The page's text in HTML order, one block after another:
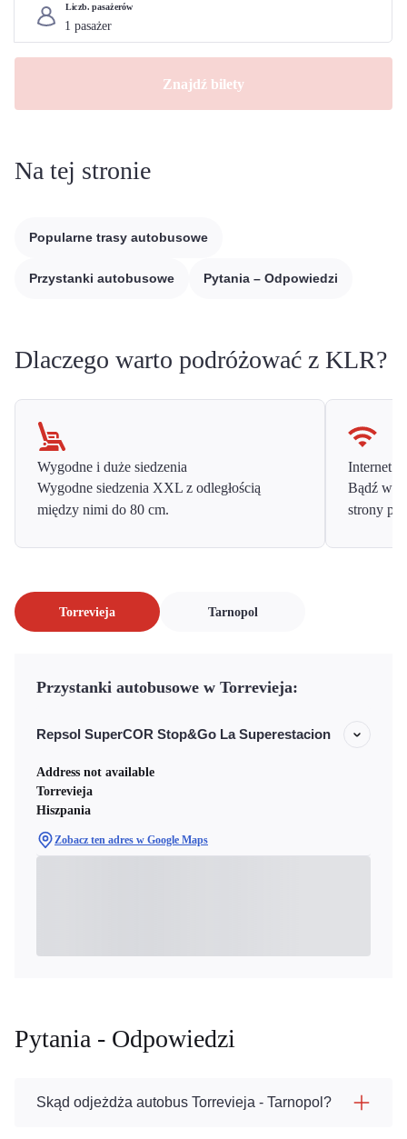
Liczb. pasażerów
Znajdź bilety
Na tej stronie
Popularne trasy autobusowe
Przystanki autobusowe Pytania – Odpowiedzi
Dlaczego warto podróżować z KLR?
Wygodne i duże siedzenia
Wygodne siedzenia XXL z odległością
między nimi do 80 cm.
Internet
Bądź w
strony
Torrevieja Tarnopol
Przystanki autobusowe w Torrevieja:
Repsol SuperCOR Stop&Go La Superestacion
Address not available
Torrevieja
Hiszpania
Zobacz ten adres w Google Maps
Pytania - Odpowiedzi
Skąd odjeżdża autobus Torrevieja - Tarnopol?